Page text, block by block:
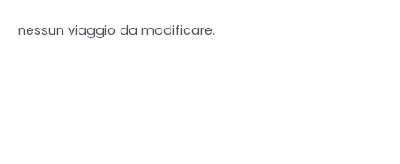
nessun viaggio da modificare.